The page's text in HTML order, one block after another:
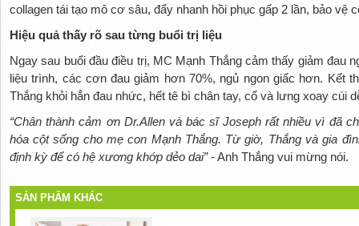
collagen tái tạo mô cơ sâu, đẩy nhanh hồi phục gấp 2 lần, bảo vệ
Hiệu quả thấy rõ sau từng buổi trị liệu
Ngay sau buổi đầu điều trị, MC Mạnh Thắng cảm thấy giảm đau
liệu trình, các cơn đau giảm hơn 70%, ngủ ngon giấc hơn. Kết
Thắng khỏi hẳn đau nhức, hết tê bì chân tay, cổ và lưng xoay cúi
“Chân thành cảm ơn Dr.Allen và bác sĩ Joseph rất nhiều vì đã
hóa cột sống cho mẹ con Mạnh Thắng. Từ giờ, Thắng và gia
định kỳ để có hệ xương khớp dẻo dai”- Anh Thắng vui mừng nói.
SẢN PHẨM KHÁC